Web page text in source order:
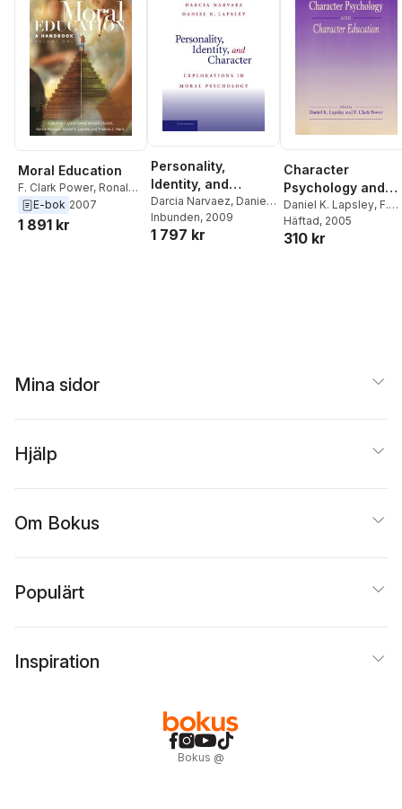
Moral Education
F. Clark Power, Ronald
J. Nuzzi, Darcia
Narvaez,Daniel K.
E-bok 2007
1 891 kr
Personality,
Identity, and
Character
Darcia Narvaez, Daniel
K. Lapsley
Inbunden, 2009
1 797 kr
Character
Psychology and
Character
Education
Daniel K. Lapsley, F.
Clark Power
Häftad, 2005
310 kr
Mina sidor
Hjälp
Om Bokus
Populärt
Inspiration
Bokus @